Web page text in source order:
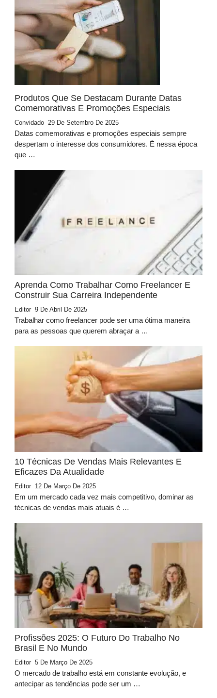
Produtos Que Se Destacam Durante Datas
Comemorativas E Promoções Especiais
Convidado 29 De Setembro De 2025
Datas comemorativas e promoções especiais sempre
despertam o interesse dos consumidores. É nessa época
que …
Aprenda Como Trabalhar Como Freelancer E
Construir Sua Carreira Independente
Editor 9 De Abril De 2025
Trabalhar como freelancer pode ser uma ótima maneira
para as pessoas que querem abraçar a …
10 Técnicas De Vendas Mais Relevantes E
Eficazes Da Atualidade
Editor 12 De Março De 2025
Em um mercado cada vez mais competitivo, dominar as
técnicas de vendas mais atuais é …
Profissões 2025: O Futuro Do Trabalho No
Brasil E No Mundo
Editor 5 De Março De 2025
O mercado de trabalho está em constante evolução, e
antecipar as tendências pode ser um …